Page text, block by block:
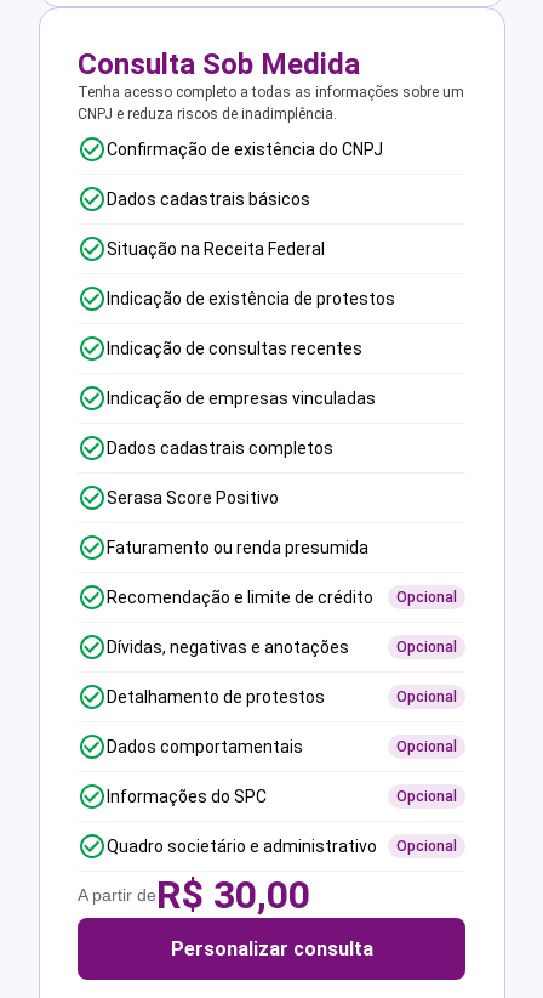
Consulta Sob Medida
Tenha acesso completo a todas as informações sobre um
CNPJ e reduza riscos de inadimplência.
Confirmação de existência do CNPJ
Dados cadastrais básicos
Situação na Receita Federal
Indicação de existência de protestos
Indicação de consultas recentes
Indicação de empresas vinculadas
Dados cadastrais completos
Serasa Score Positivo
Faturamento ou renda presumida
Recomendação e limite de crédito Opcional
Dívidas, negativas e anotações Opcional
Detalhamento de protestos Opcional
Dados comportamentais Opcional
Informações do SPC Opcional
Quadro societário e administrativo Opcional
A partir deR$ 30,00
Personalizar consulta